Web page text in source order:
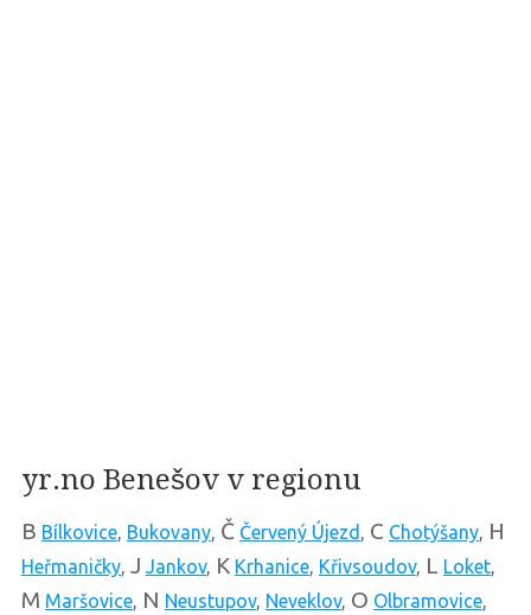
yr.no Benešov v regionu
B Bílkovice, Bukovany, Č Červený Újezd , C Chotýšany, H
Heřmaničky, J Jankov, K Krhanice, Křivsoudov, L Loket,
M Maršovice, N Neustupov, Neveklov, O Olbramovice,